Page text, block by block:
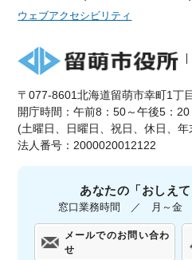
ウェブアクセシビリティ
〒077-8601北海道留萌市幸町1丁
開庁時間：午前8：50～午後5：20
(土曜日、日曜日、祝日、休日、年
法人番号：2000020012122
あなたの「おしえ
窓口業務時間 ／ 月～金
メールでのお問い合わ
せ